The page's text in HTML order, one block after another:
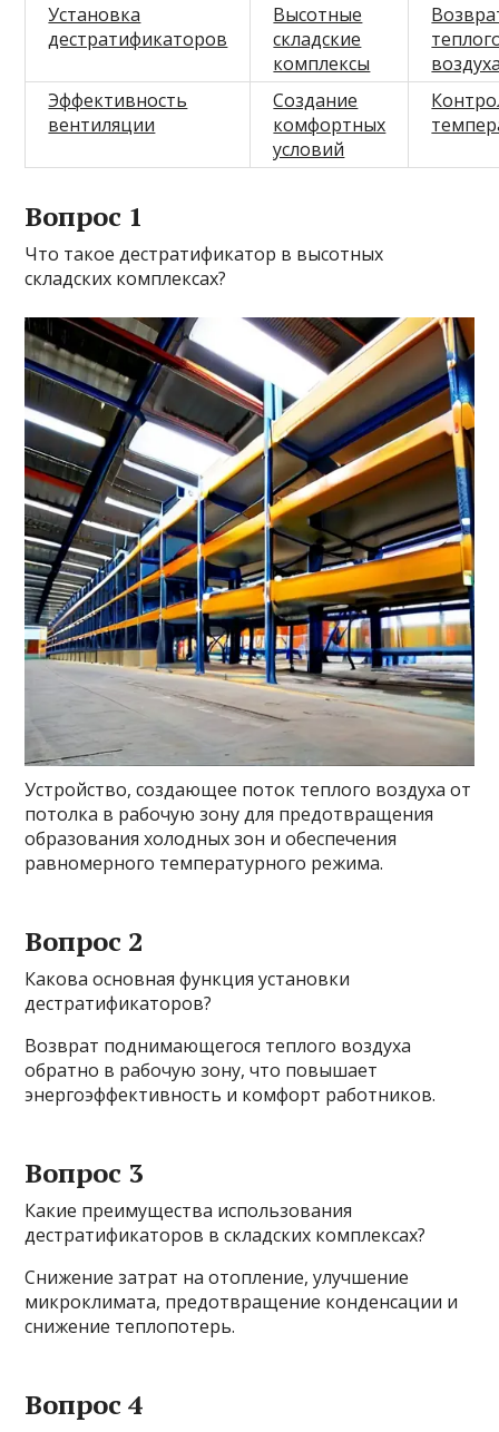
Установка
дестратификаторов
Высотные
складские
комплексы
Эффективность
вентиляции
Создание
комфортных
условий
Вопрос 1
Что такое дестратификатор в высотных
складских комплексах?
Устройство, создающее поток теплого воздуха от
потолка в рабочую зону для предотвращения
образования холодных зон и обеспечения
равномерного температурного режима.
Вопрос 2
Какова основная функция установки
дестратификаторов?
Возврат поднимающегося теплого воздуха
обратно в рабочую зону, что повышает
энергоэффективность и комфорт работников.
Вопрос 3
Какие преимущества использования
дестратификаторов в складских комплексах?
Снижение затрат на отопление, улучшение
микроклимата, предотвращение конденсации и
снижение теплопотерь.
Вопрос 4